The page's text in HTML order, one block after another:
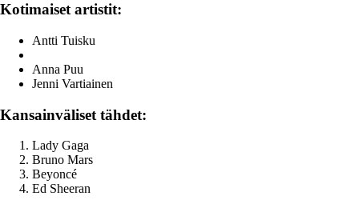
Kotimaiset artistit:
Antti Tuisku
Anna Puu
Jenni Vartiainen
Kansainväliset tähdet:
Lady Gaga
Bruno Mars
Beyoncé
Ed Sheeran